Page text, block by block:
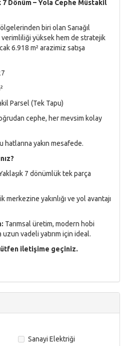
7 Dönüm – Yola Cephe Müstakil
biri olan Sarıağıl
verimliliği yüksek hem de stratejik
6.918 m² arazimiz satışa
Parsel (Tek Tapu)
cephe, her mevsim kolay
hatlarına yakın mesafede.
7 dönümlük tek parça
merkezine yakınlığı ve yol avantajı
Tarımsal üretim, modern hobi
vadeli yatırım için ideal.
iletişime geçiniz.
Sanayi Elektriği